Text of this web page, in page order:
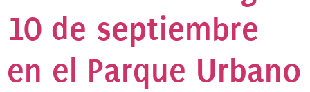
10 de septiembre
en el Parque Urbano